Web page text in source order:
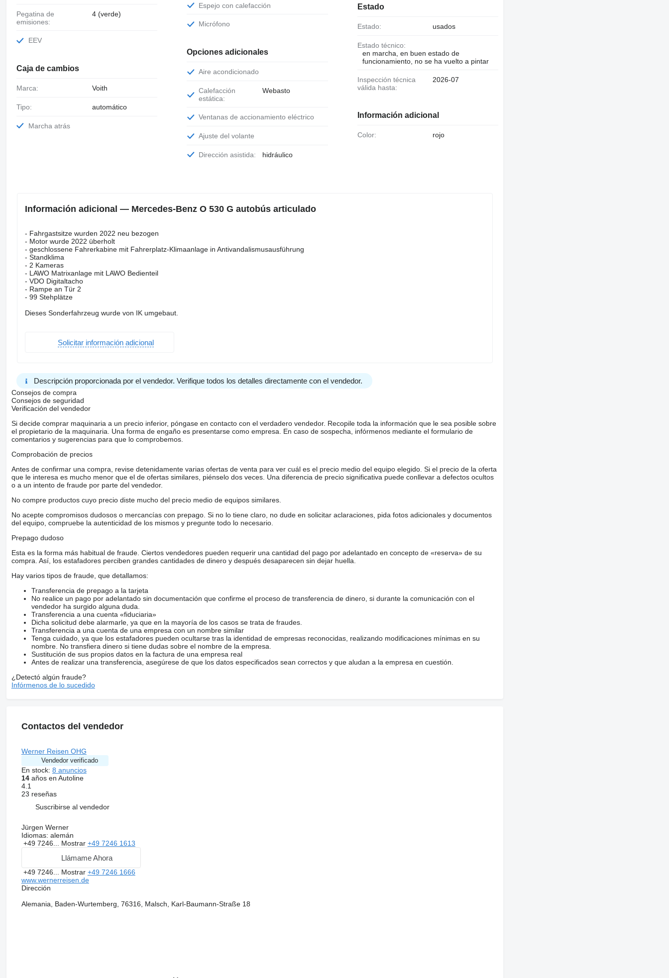
Pegatina de
emisiones:
4 (verde)
EEV
Caja de cambios
Marca: Voith
Tipo: automático
Marcha atrás
Espejo con calefacción
Micrófono
Opciones adicionales
Aire acondicionado
Calefacción
estática:
Webasto
Ventanas de accionamiento eléctrico
Ajuste del volante
Dirección asistida: hidráulico
Estado
Estado: usados
Estado técnico:
en marcha, en buen estado de
funcionamiento, no se ha vuelto a pintar
Inspección técnica
válida hasta:
2026-07
Información adicional
Color: rojo
Información adicional — Mercedes-Benz O 530 G autobús articulado
- Fahrgastsitze wurden 2022 neu bezogen
- Motor wurde 2022 überholt
- geschlossene Fahrerkabine mit Fahrerplatz-Klimaanlage in Antivandalismusausführung
- Standklima
- 2 Kameras
- LAWO Matrixanlage mit LAWO Bedienteil
- VDO Digitaltacho
- Rampe an Tür 2
- 99 Stehplätze
Dieses Sonderfahrzeug wurde von IK umgebaut.
Solicitar información adicional
Descripción proporcionada por el vendedor. Verifique todos los detalles directamente con el vendedor.
Consejos de compra
Consejos de seguridad
Verificación del vendedor
Si decide comprar maquinaria a un precio inferior, póngase en contacto con el verdadero vendedor. Recopile toda la información que le sea posible sobre
el propietario de la maquinaria. Una forma de engaño es presentarse como empresa. En caso de sospecha, infórmenos mediante el formulario de
comentarios y sugerencias para que lo comprobemos.
Comprobación de precios
Antes de confirmar una compra, revise detenidamente varias ofertas de venta para ver cuál es el precio medio del equipo elegido. Si el precio de la oferta
que le interesa es mucho menor que el de ofertas similares, piénselo dos veces. Una diferencia de precio significativa puede conllevar a defectos ocultos
o a un intento de fraude por parte del vendedor.
No compre productos cuyo precio diste mucho del precio medio de equipos similares.
No acepte compromisos dudosos o mercancías con prepago. Si no lo tiene claro, no dude en solicitar aclaraciones, pida fotos adicionales y documentos
del equipo, compruebe la autenticidad de los mismos y pregunte todo lo necesario.
Prepago dudoso
Esta es la forma más habitual de fraude. Ciertos vendedores pueden requerir una cantidad del pago por adelantado en concepto de «reserva» de su
compra. Así, los estafadores perciben grandes cantidades de dinero y después desaparecen sin dejar huella.
Hay varios tipos de fraude, que detallamos:
Transferencia de prepago a la tarjeta
No realice un pago por adelantado sin documentación que confirme el proceso de transferencia de dinero, si durante la comunicación con el
vendedor ha surgido alguna duda.
Transferencia a una cuenta «fiduciaria»
Dicha solicitud debe alarmarle, ya que en la mayoría de los casos se trata de fraudes.
Transferencia a una cuenta de una empresa con un nombre similar
Tenga cuidado, ya que los estafadores pueden ocultarse tras la identidad de empresas reconocidas, realizando modificaciones mínimas en su
nombre. No transfiera dinero si tiene dudas sobre el nombre de la empresa.
Sustitución de sus propios datos en la factura de una empresa real
Antes de realizar una transferencia, asegúrese de que los datos especificados sean correctos y que aludan a la empresa en cuestión.
¿Detectó algún fraude?
Infórmenos de lo sucedido
Contactos del vendedor
Werner Reisen OHG
Vendedor verificado
En stock: 8 anuncios
14años en Autoline
4.1
23 reseñas
Suscribirse al vendedor
Jürgen Werner
Idiomas: alemán
+49 7246... Mostrar +49 7246 1613
Llámame Ahora
+49 7246... Mostrar +49 7246 1666
www.wernerreisen.de
Dirección
Alemania, Baden-Wurtemberg, 76316, Malsch, Karl-Baumann-Straße 18